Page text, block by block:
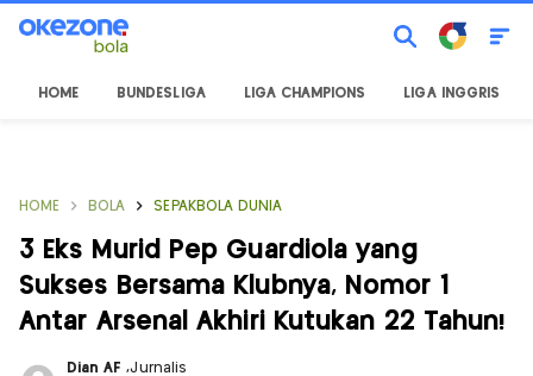
HOME BUNDESLIGA LIGA CHAMPIONS LIGA INGGRIS
HOME BOLA SEPAKBOLA DUNIA
3 Eks Murid Pep Guardiola yang
Sukses Bersama Klubnya, Nomor 1
Antar Arsenal Akhiri Kutukan 22 Tahun!
Dian AF,Jurnalis